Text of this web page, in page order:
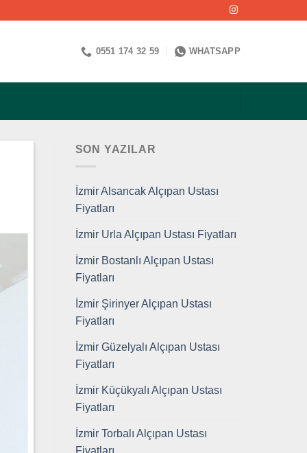
0551 174 32 59 WHATSAPP
SON YAZILAR
İzmir Alsancak Alçıpan Ustası
Fiyatları
İzmir Urla Alçıpan Ustası Fiyatları
İzmir Bostanlı Alçıpan Ustası
Fiyatları
İzmir Şirinyer Alçıpan Ustası
Fiyatları
İzmir Güzelyalı Alçıpan Ustası
Fiyatları
İzmir Küçükyalı Alçıpan Ustası
Fiyatları
İzmir Torbalı Alçıpan Ustası
Fiyatları